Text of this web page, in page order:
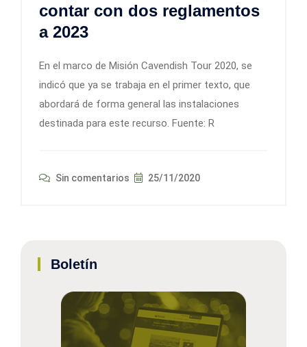
contar con dos reglamentos
a 2023
En el marco de Misión Cavendish Tour 2020, se
indicó que ya se trabaja en el primer texto, que
abordará de forma general las instalaciones
destinada para este recurso. Fuente: R
Sin comentarios 25/11/2020
Boletín